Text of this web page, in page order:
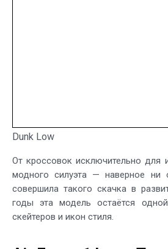
Dunk Low
От кроссовок исключительно
модного силуэта — наверное ни
совершила такого скачка в
годы эта модель остаётся
скейтеров и икон стиля.